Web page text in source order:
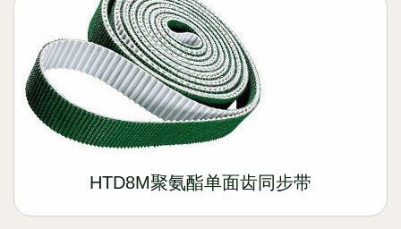
HTD8M聚氨酯单面齿同步带